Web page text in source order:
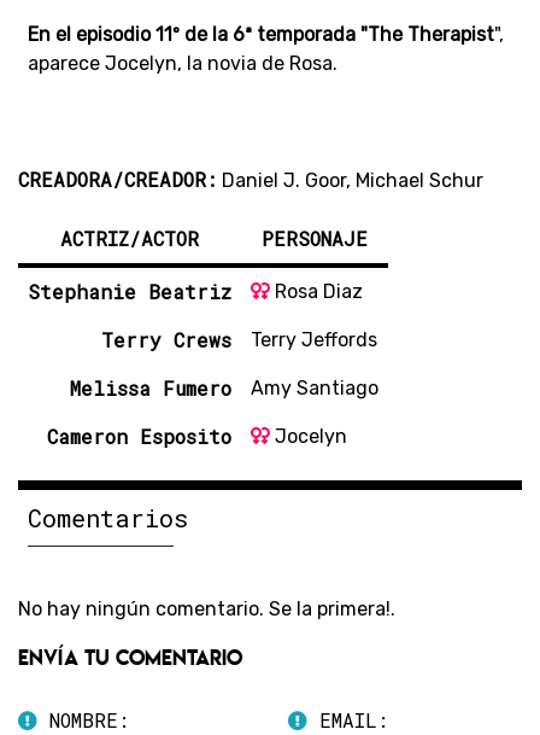
En el episodio 11º de la 6ª temporada "The Therapist",
aparece Jocelyn, la novia de Rosa.
CREADORA/CREADOR: Daniel J. Goor, Michael Schur
ACTRIZ/ACTOR PERSONAJE
Stephanie Beatriz Rosa Diaz
Terry Crews Terry Jeffords
Melissa Fumero Amy Santiago
Cameron Esposito Jocelyn
Comentarios
No hay ningún comentario. Se la primera!.
Envía tu comentario
NOMBRE: EMAIL: